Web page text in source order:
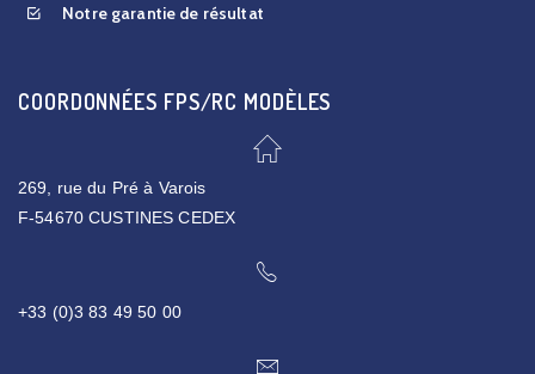
Notre garantie de résultat
COORDONNÉES FPS/RC MODÈLES
269, rue du Pré à Varois
F-54670 CUSTINES CEDEX
+33 (0)3 83 49 50 00